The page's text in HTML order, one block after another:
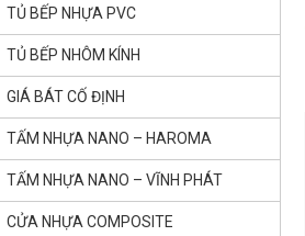
TỦ BẾP NHỰA PVC
TỦ BẾP NHÔM KÍNH
GIÁ BÁT CỐ ĐỊNH
TẤM NHỰA NANO – HAROMA
TẤM NHỰA NANO – VĨNH PHÁT
CỬA NHỰA COMPOSITE